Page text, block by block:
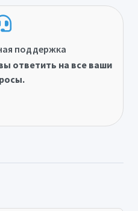
поддержка
ответить на все ваши